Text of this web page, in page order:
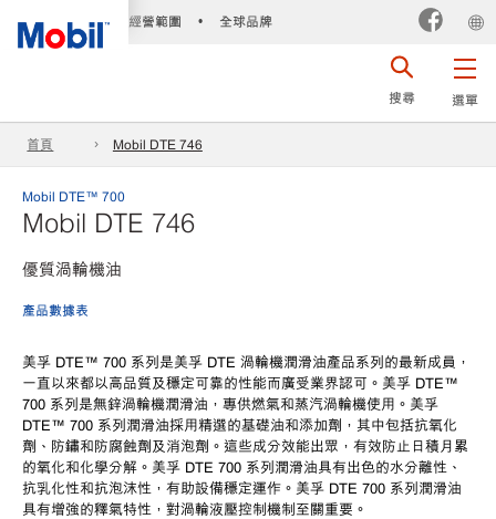
經營範圍 • 全球品牌
選單
搜尋
首頁 Mobil DTE 746
Mobil DTE™ 700
Mobil DTE 746
優質渦輪機油
產品數據表
美孚 DTE™ 700 系列是美孚 DTE 渦輪機潤滑油產品系列的最新成員，
一直以來都以高品質及穩定可靠的性能而廣受業界認可。美孚 DTE™
700 系列是無鋅渦輪機潤滑油，專供燃氣和蒸汽渦輪機使用。美孚
DTE™ 700 系列潤滑油採用精選的基礎油和添加劑，其中包括抗氧化
劑、防鏽和防腐蝕劑及消泡劑。這些成分效能出眾，有效防止日積月累
的氧化和化學分解。美孚 DTE 700 系列潤滑油具有出色的水分離性、
抗乳化性和抗泡沫性，有助設備穩定運作。美孚 DTE 700 系列潤滑油
具有增強的釋氣特性，對渦輪液壓控制機制至關重要。